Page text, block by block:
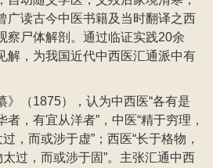
广读古今中医书籍及当时翻译之西
察尸体解剖。通过临证实践20余
解，为我国近代中西医汇通派中有
》（1875），认为中西医“各有是
，有宜从洋者”，中医“精于穷理，
，而或涉于虚”；西医“长于格物，
太过，而或涉于固”。主张汇通中西